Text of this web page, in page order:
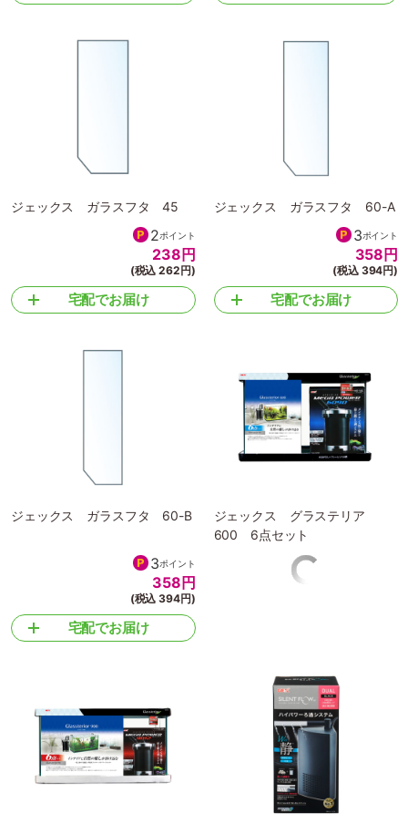
ジェックス ガラスフタ 45
2ポイント
238 円
(税込 262円)
宅配でお届け
ジェックス ガラスフタ 60-A
3ポイント
358 円
(税込 394円)
宅配でお届け
ジェックス ガラスフタ 60-B
3ポイント
358 円
(税込 394円)
宅配でお届け
ジェックス グラステリア
600 6点セット